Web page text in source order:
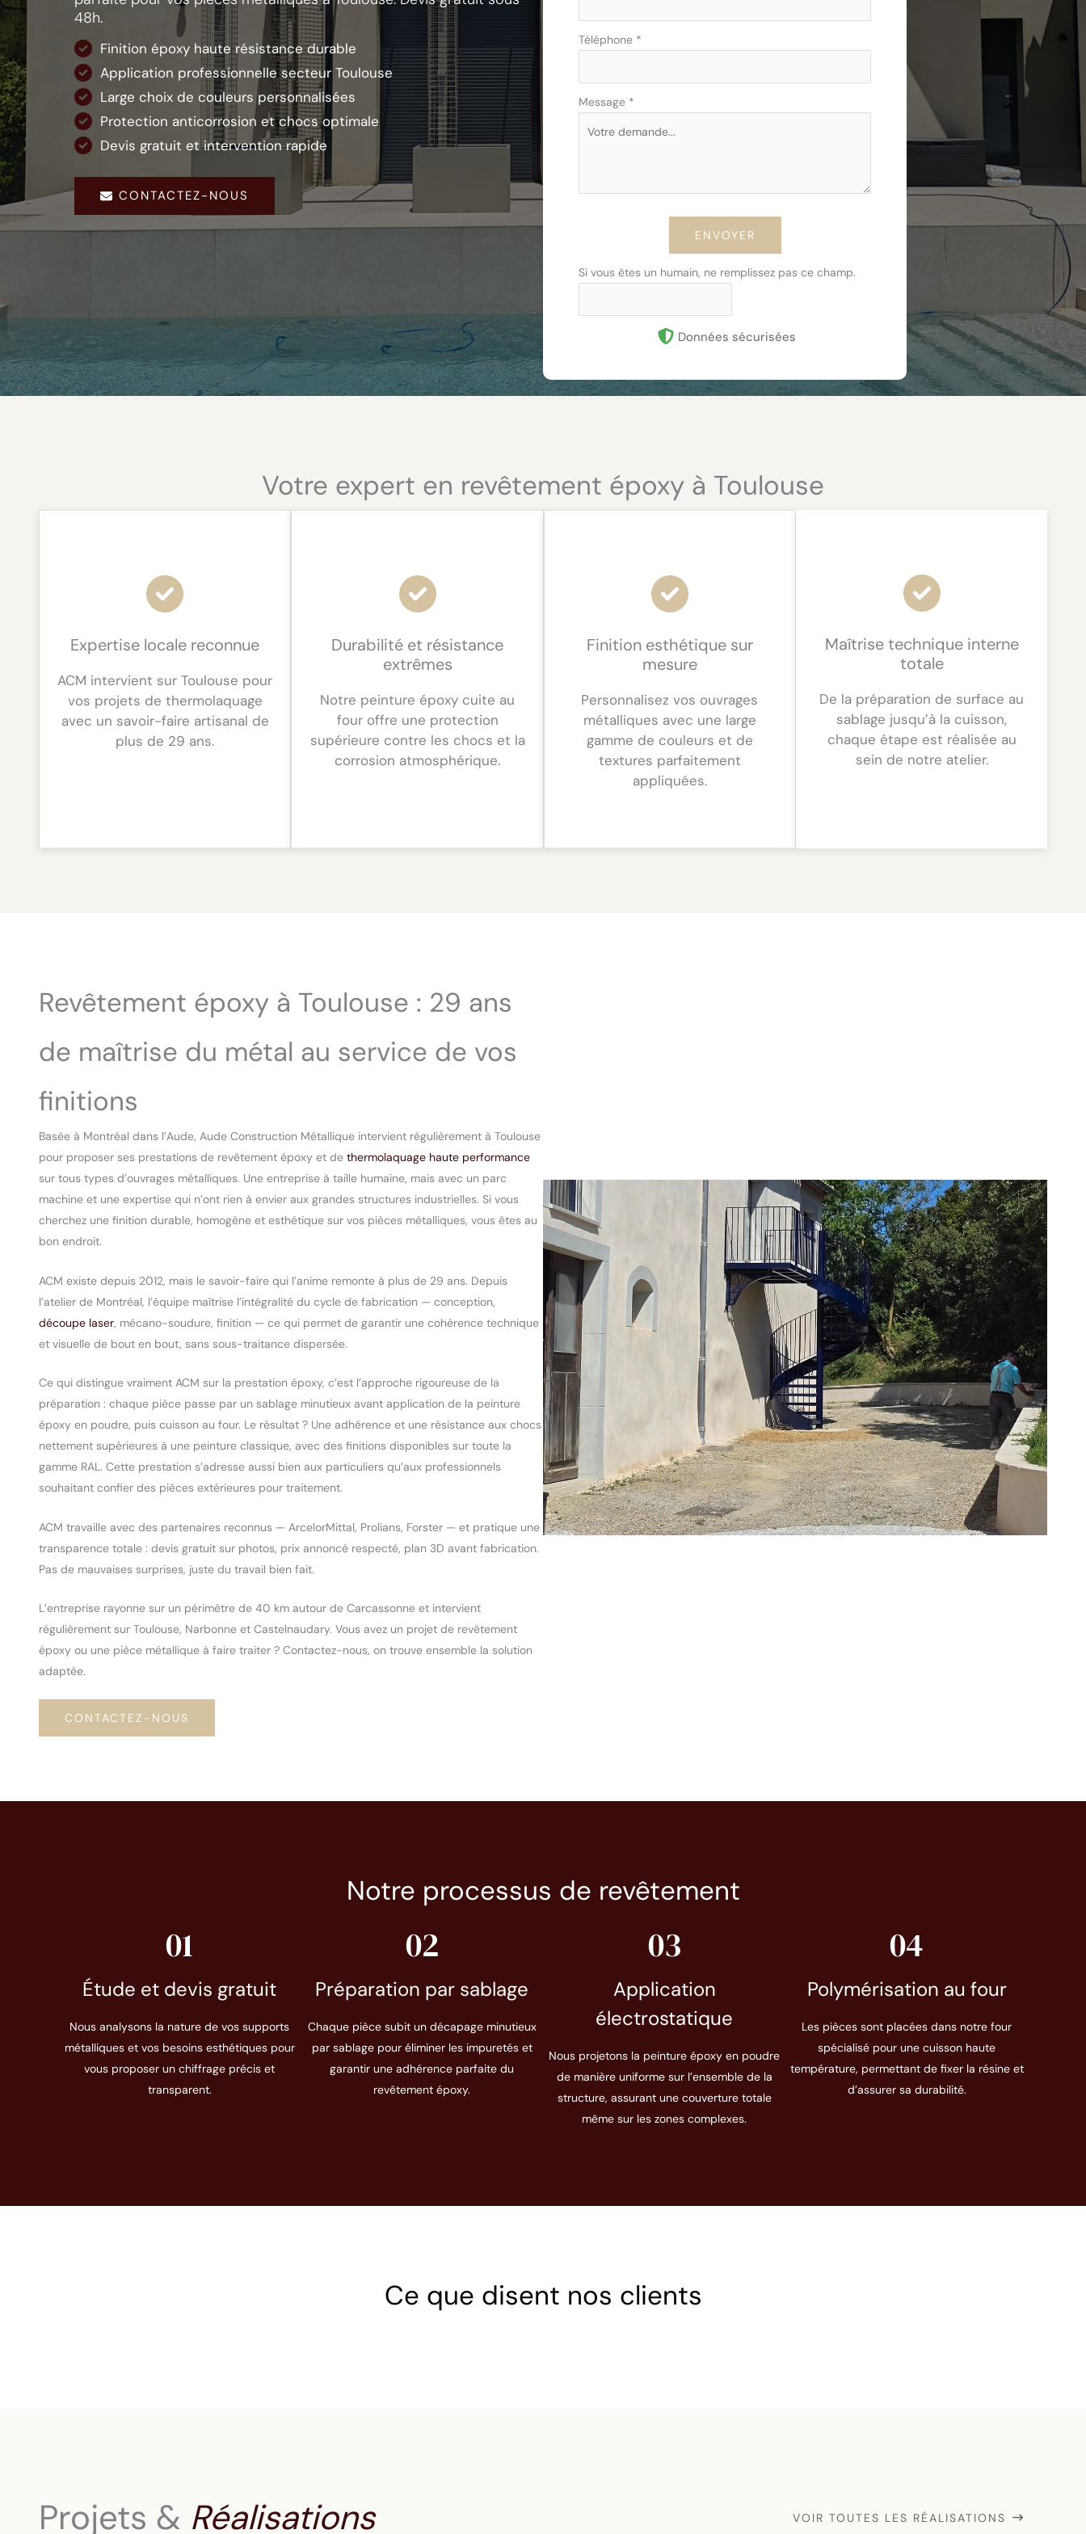
48h.
Finition époxy haute résistance durable
Application professionnelle secteur Toulouse
Large choix de couleurs personnalisées
Protection anticorrosion et chocs optimale
Devis gratuit et intervention rapide
CONTACTEZ-NOUS
Téléphone *
Message *
ENVOYER
Si vous êtes un humain, ne remplissez pas ce champ.
Données sécurisées
Votre expert en revêtement époxy à Toulouse
Expertise locale reconnue
ACM intervient sur Toulouse pour
vos projets de thermolaquage
avec un savoir-faire artisanal de
plus de 29 ans.
Durabilité et résistance
extrêmes
Notre peinture époxy cuite au
four offre une protection
supérieure contre les chocs et la
corrosion atmosphérique.
Finition esthétique sur
mesure
Personnalisez vos ouvrages
métalliques avec une large
gamme de couleurs et de
textures parfaitement
appliquées.
Maîtrise technique interne
totale
De la préparation de surface au
sablage jusqu’à la cuisson,
chaque étape est réalisée au
sein de notre atelier.
Revêtement époxy à Toulouse : 29 ans
de maîtrise du métal au service de vos
finitions
Basée à Montréal dans l’Aude, Aude Construction Métallique intervient régulièrement à Toulouse
pour proposer ses prestations de revêtement époxy et de thermolaquage haute performance
sur tous types d’ouvrages métalliques. Une entreprise à taille humaine, mais avec un parc
machine et une expertise qui n’ont rien à envier aux grandes structures industrielles. Si vous
cherchez une finition durable, homogène et esthétique sur vos pièces métalliques, vous êtes au
bon endroit.
ACM existe depuis 2012, mais le savoir-faire qui l’anime remonte à plus de 29 ans. Depuis
l’atelier de Montréal, l’équipe maîtrise l’intégralité du cycle de fabrication — conception,
découpe laser, mécano-soudure, finition — ce qui permet de garantir une cohérence technique
et visuelle de bout en bout, sans sous-traitance dispersée.
Ce qui distingue vraiment ACM sur la prestation époxy, c’est l’approche rigoureuse de la
préparation : chaque pièce passe par un sablage minutieux avant application de la peinture
époxy en poudre, puis cuisson au four. Le résultat ? Une adhérence et une résistance aux chocs
nettement supérieures à une peinture classique, avec des finitions disponibles sur toute la
gamme RAL. Cette prestation s’adresse aussi bien aux particuliers qu’aux professionnels
souhaitant confier des pièces extérieures pour traitement.
ACM travaille avec des partenaires reconnus — ArcelorMittal, Prolians, Forster — et pratique une
transparence totale : devis gratuit sur photos, prix annoncé respecté, plan 3D avant fabrication.
Pas de mauvaises surprises, juste du travail bien fait.
L’entreprise rayonne sur un périmètre de 40 km autour de Carcassonne et intervient
régulièrement sur Toulouse, Narbonne et Castelnaudary. Vous avez un projet de revêtement
époxy ou une pièce métallique à faire traiter ? Contactez-nous, on trouve ensemble la solution
adaptée.
CONTACTEZ-NOUS
Notre processus de revêtement
01
Étude et devis gratuit
Nous analysons la nature de vos supports
métalliques et vos besoins esthétiques pour
vous proposer un chiffrage précis et
transparent.
02
Préparation par sablage
Chaque pièce subit un décapage minutieux
par sablage pour éliminer les impuretés et
garantir une adhérence parfaite du
revêtement époxy.
03
Application
électrostatique
Nous projetons la peinture époxy en poudre
de manière uniforme sur l’ensemble de la
structure, assurant une couverture totale
même sur les zones complexes.
04
Polymérisation au four
Les pièces sont placées dans notre four
spécialisé pour une cuisson haute
température, permettant de fixer la résine et
d’assurer sa durabilité.
Ce que disent nos clients
Projets & Réalisations VOIR TOUTES LES RÉALISATIONS